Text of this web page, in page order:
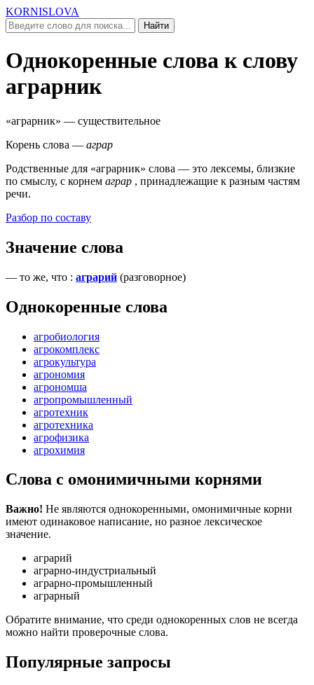
KORNISLOVA
Найти
Однокоренные слова к слову
аграрник
«аграрник» — существительное
Корень слова — аграр
Родственные для «аграрник» слова — это лексемы, близкие
по смыслу, c корнем аграр , принадлежащие к разным частям
речи.
Разбор по составу
Значение слова
— то же, что : аграрий (разговорное)
Однокоренные слова
агробиология
агрокомплекс
агрокультура
агрономия
агрономша
агропромышленный
агротехник
агротехника
агрофизика
агрохимия
Слова с омонимичными корнями
Важно! Не являются однокоренными, омонимичные корни
имеют одинаковое написание, но разное лексическое
значение.
аграрий
аграрно-индустриальный
аграрно-промышленный
аграрный
Обратите внимание, что среди однокоренных слов не всегда
можно найти проверочные слова.
Популярные запросы